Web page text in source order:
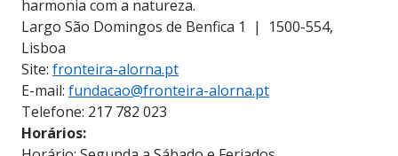
harmonia com a natureza.
Largo São Domingos de Benfica 1 | 1500-554,
Lisboa
Site: fronteira-alorna.pt
E-mail: fundacao@fronteira-alorna.pt
Telefone: 217 782 023
Horários: